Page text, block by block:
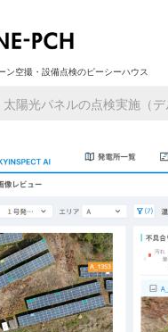
ン空撮・設備点検のピーシーハウス
太陽光パネルの点検実施（